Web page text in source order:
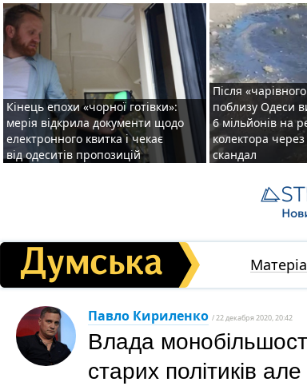
Кінець епохи «чорної готівки»:
мерія відкрила документи щодо
електронного квитка і чекає
від одеситів пропозицій
Після
поблизу Одеси
6 мільйонів на
колектора
скандал
Павло Кириленко / 22 декабря 2020, 20:42
Влада
старих політиків